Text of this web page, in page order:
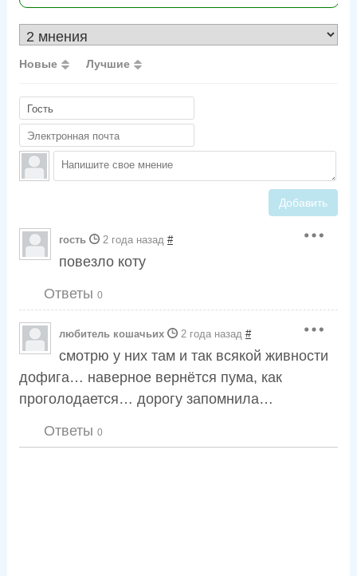
Новые Лучшие
Добавить
гость 2 года назад #
повезло коту
Ответы 0
любитель кошачьих 2 года назад #
смотрю у них там и так всякой живности
дофига… наверное вернётся пума, как
проголодается… дорогу запомнила…
Ответы 0